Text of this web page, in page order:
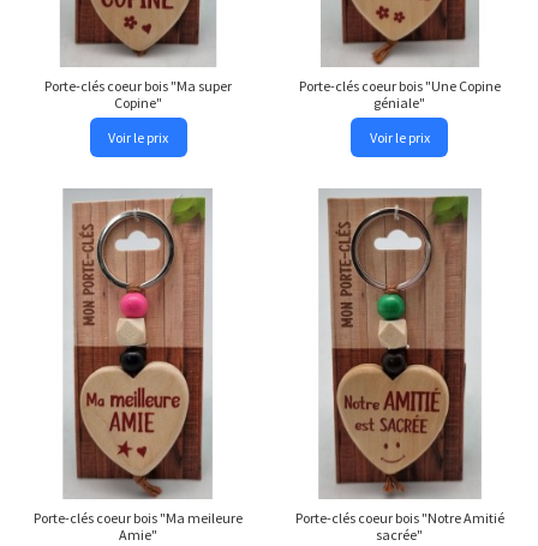
Porte-clés coeur bois "Ma super
Copine"
Voir le prix
Porte-clés coeur bois "Une Copine
géniale"
Voir le prix
Porte-clés coeur bois "Ma meileure
Amie"
Porte-clés coeur bois "Notre Amitié
sacrée"